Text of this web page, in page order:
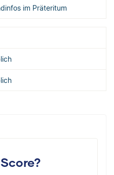
im Präteritum